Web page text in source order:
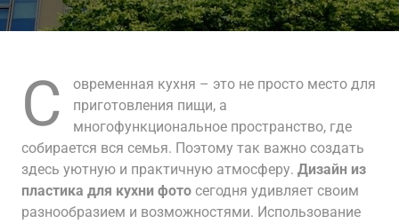
С
овременная кухня – это не просто место для
приготовления пищи, а
многофункциональное пространство, где
собирается вся семья. Поэтому так важно создать
здесь уютную и практичную атмосферу. Дизайн из
пластика для кухни фото сегодня удивляет своим
разнообразием и возможностями. Использование